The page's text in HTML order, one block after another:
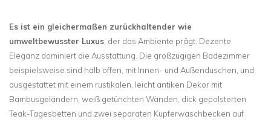
Es ist ein gleichermaßen zurückhaltender wie
umweltbewusster Luxus , der das Ambiente prägt. Dezente
Eleganz dominiert die Ausstattung. Die großzügigen Badezimmer
beispielsweise sind halb offen, mit Innen- und Außenduschen, und
ausgestattet mit einem rustikalen, leicht antiken Dekor mit
Bambusgeländern, weiß getünchten Wänden, dick gepolsterten
Teak-Tagesbetten und zwei separaten Kupferwaschbecken auf